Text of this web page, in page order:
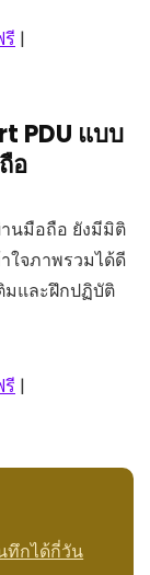
รี |
PDU แบบ
อ
นมือถือ ยังมีมิติ
ใจภาพรวมได้ดี
มและฝึกปฏิบัติ
รี |
ทึกได้กี่วัน